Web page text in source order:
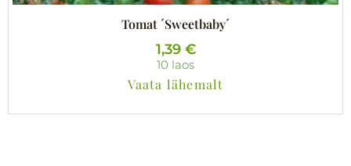
Tomat ´Sweetbaby´
1,39 €
10 laos
Vaata lähemalt